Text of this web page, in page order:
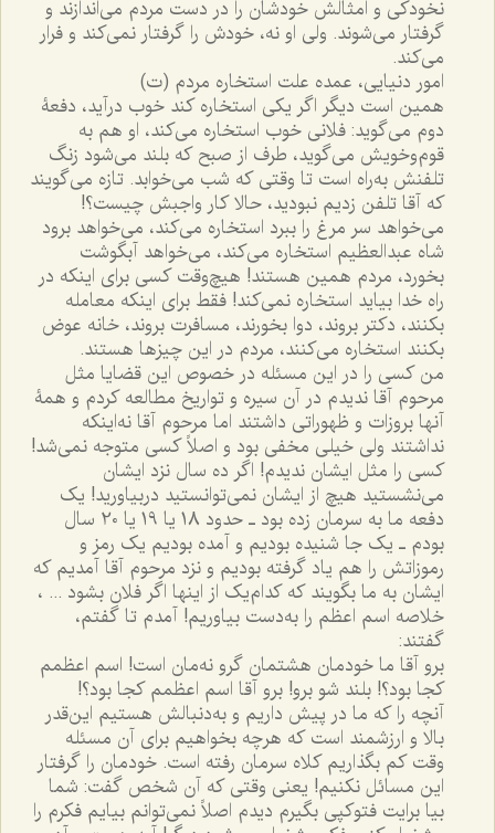
نخودکی و امثالش خودشان را در دست مردم می‌اندازند و
گرفتار می‌شوند. ولی او نه، خودش را گرفتار نمی‌کند و فرار
می‌کند.
امور دنیایی، عمده علت استخاره مردم (ت)
همین است دیگر اگر یکی استخاره کند خوب درآید، دفعۀ
دوم می‌گوید: فلانی خوب استخاره می‌کند، او هم به
قوم‌وخویش می‌گوید، طرف از صبح که بلند می‌شود زنگ
تلفنش به‌راه است تا وقتی که شب می‌خوابد. تازه می‌گویند
که آقا تلفن زدیم نبودید، حالا کار واجبش چیست؟!
می‌خواهد سر مرغ را ببرد استخاره می‌کند، می‌خواهد برود
شاه عبدالعظیم استخاره می‌کند، می‌خواهد آبگوشت
بخورد، مردم همین هستند! هیچ‌وقت کسی برای اینکه در
راه خدا بیاید استخاره نمی‌کند! فقط برای اینکه معامله
بکنند، دکتر بروند، دوا بخورند، مسافرت بروند، خانه عوض
بکنند استخاره می‌کنند، مردم در این چیزها هستند.
من کسی را در این مسئله در خصوص این قضایا مثل
مرحوم آقا ندیدم در آن سیره و تواریخ مطالعه کردم و همۀ
آنها بروزات و ظهوراتی داشتند اما مرحوم آقا نه‌اینکه
نداشتند ولی خیلی مخفی بود و اصلاً کسی متوجه نمی‌شد!
کسی را مثل ایشان ندیدم! اگر ده سال نزد ایشان
می‌نشستید هیچ از ایشان نمی‌توانستید دربیاورید! یک
دفعه ما به سرمان زده بود ـ حدود 18 یا 19 یا 20 سال
بودم ـ یک جا شنیده بودیم و آمده بودیم یک رمز و
رموزاتش را هم یاد گرفته بودیم و نزد مرحوم آقا آمدیم که
ایشان به ما بگویند که کدام‌یک از اینها اگر فلان بشود ... ،
خلاصه اسم اعظم را به‌دست بیاوریم! آمدم تا گفتم،
گفتند:
برو آقا ما خودمان هشتمان گرو نه‌مان است! اسم اعظمم
کجا بود؟! بلند شو برو! برو آقا اسم اعظمم کجا بود؟!
آنچه را که ما در پیش داریم و به‌دنبالش هستیم این‌قدر
بالا و ارزشمند است که هرچه بخواهیم برای آن مسئله
وقت کم بگذاریم کلاه سرمان رفته است. خودمان را گرفتار
این مسائل نکنیم! یعنی وقتی که آن شخص گفت: شما
بیا برایت فتوکپی بگیرم دیدم اصلاً نمی‌توانم بیایم فکرم را